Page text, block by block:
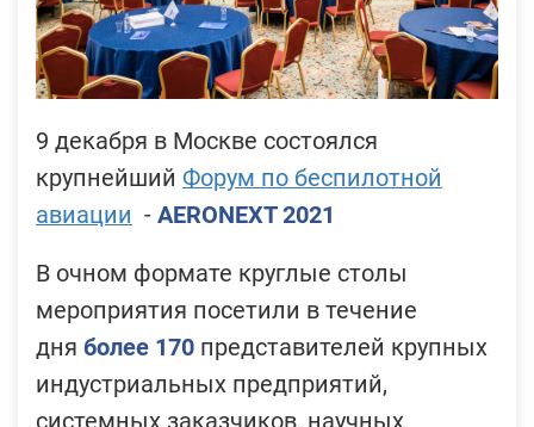
9 декабря в Москве состоялся
крупнейший Форум по беспилотной
авиации - AERONEXT 2021
В очном формате круглые столы
мероприятия посетили в течение
дня более 170 представителей крупных
индустриальных предприятий,
системных заказчиков, научных